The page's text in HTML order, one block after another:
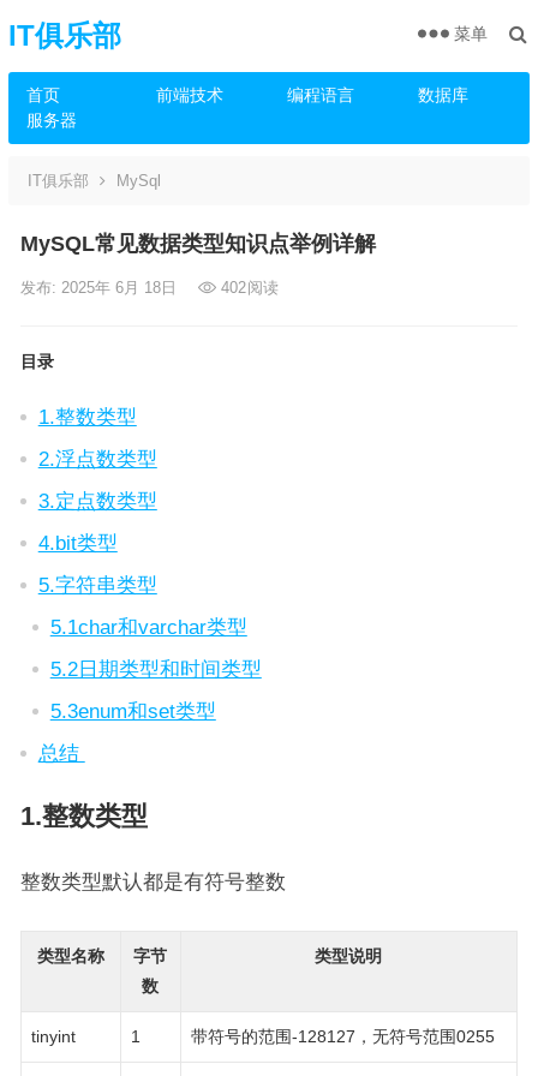
IT俱乐部
首页 前端技术 编程语言
数据库
服务器
菜单
IT俱乐部 MySql
MySQL常见数据类型知识点举例详解
发布: 2025年 6月 18日 402阅读
目录
1.整数类型
2.浮点数类型
3.定点数类型
4.bit类型
5.字符串类型
5.1char和varchar类型
5.2日期类型和时间类型
5.3enum和set类型
总结
1.整数类型
整数类型默认都是有符号整数
类型名称
字节
数
类型说明
tinyint 1 带符号的范围-128127，无符号范围0255